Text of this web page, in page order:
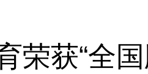
荣获“全